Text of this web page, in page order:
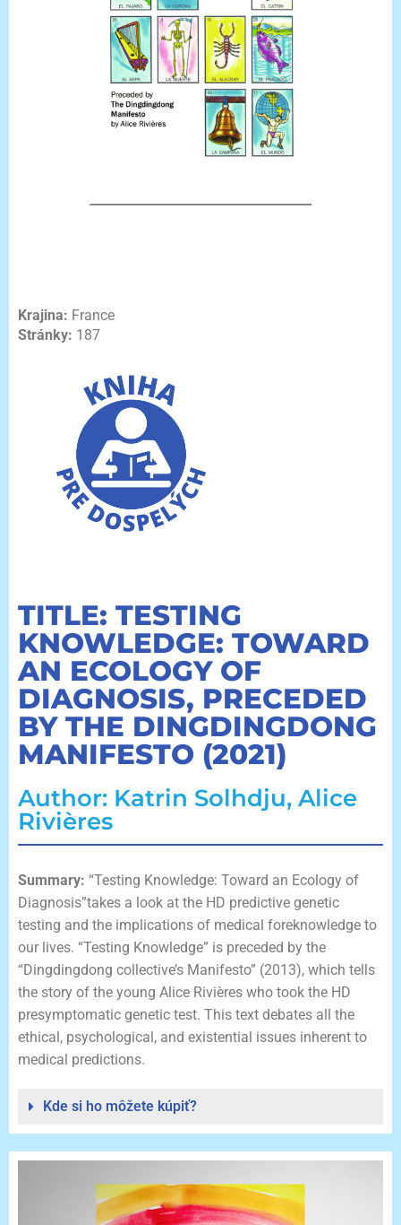
Krajina: France
Stránky: 187
TITLE: TESTING
KNOWLEDGE: TOWARD
AN ECOLOGY OF
DIAGNOSIS, PRECEDED
BY THE DINGDINGDONG
MANIFESTO (2021)
Author: Katrin Solhdju, Alice
Rivières
Summary: “Testing Knowledge: Toward an Ecology of
Diagnosis”takes a look at the HD predictive genetic
testing and the implications of medical foreknowledge to
our lives. “Testing Knowledge” is preceded by the
“Dingdingdong collective’s Manifesto” (2013), which tells
the story of the young Alice Rivières who took the HD
presymptomatic genetic test. This text debates all the
ethical, psychological, and existential issues inherent to
medical predictions.
Kde si ho môžete kúpiť?